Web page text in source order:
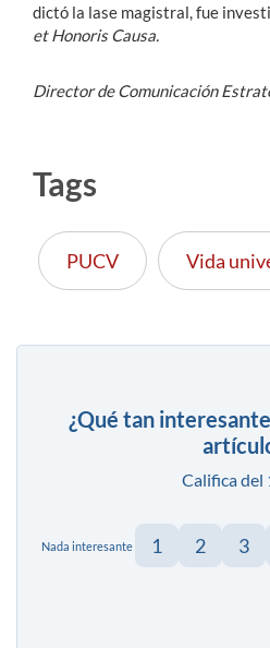
dictó la lase magistral, fue
et Honoris Causa.
Director de Comunicación
Tags
PUCV Vida
¿Qué tan
Califica del
Nada interesante 1 2 3